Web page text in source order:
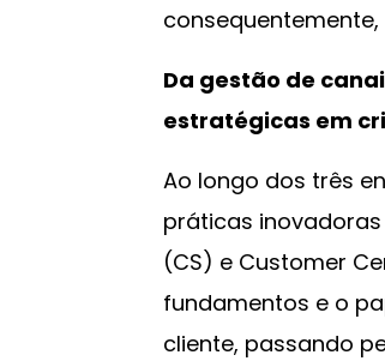
Da gestão de
estratégicas em
Ao longo dos três
práticas inovadoras
(CS) e Customer
fundamentos e o
cliente, passando